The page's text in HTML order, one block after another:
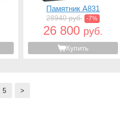
Памятник A831
28940 руб. -7%
26 800 руб.
Купить
5 >